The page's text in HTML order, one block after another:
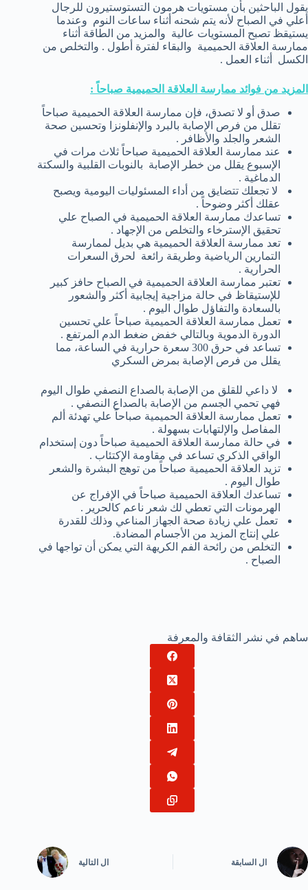
يقول الباحثين بأن مستويات هرمون التستوستيرون للرجال
أعلي في الصباح لأنه يتم شحنه أثناء ساعات النوم وعندما
يستيقظ تصبح المستويات عالية والمزيد من الطاقة أثناء
ممارسة العلاقة الحميمية والبقاء لفترة أطول . والتخلص من
الكسل أثناء العمل .
المزيد من فوائد ممارسة العلاقة الحميمية صباحاً :
صدق أو لا تصدق، فإن ممارسة العلاقة الحميمية صباحاً
تقلل من فرص الإصابة بالبرد والإنفلونزا وتحسين صحة
الشعر والجلد والأظافر .
عند ممارسة العلاقة الحميمية صباحاً ثلاث مرات في
الإسبوع يقلل من خطر الإصابة بالنوبات القلبية والسكتة
الدماغية .
لا تجعلك تتضايق من أداء المسئوليات اليومية ويصبح
عقلك أكثر وضوحاً .
تساعدك ممارسة العلاقة الحميمية في الصباح علي
تحقيق الإسترخاء والتخلص من الإجهاد .
تعد ممارسة العلاقة الحميمية هي بديل لممارسة
التمارين الرياضية وطريقة رائعة لحرق السعرات
الحرارية .
تعتبر ممارسة العلاقة الحميمية في الصباح حافز كبير
للإستيقاظ في حالة مزاجية إيجابية أكثر والشعور
بالسعادة والتفاؤل طوال اليوم .
تعمل ممارسة العلاقة الحميمية صباحاً علي تحسين
الدورة الدموية وبالتالي خفض ضغط الدم المرتفع .
تساعد في حرق 300 سعرة حرارية في الساعة، مما
يقلل من فرص الإصابة بمرض السكري
لا داعي للقلق من الإصابة بالصداع النصفي طوال اليوم
فهي تحمي الجسم من الإصابة بالصداع النصفي .
تعمل ممارسة العلاقة الحميمية صباحاً علي تهدئة ألم
المفاصل والإلتهابات بسهولة .
في حالة ممارسة العلاقة الحميمية صباحاً دون إستخدام
الواقي الذكري تساعد في مقاومة الإكتئاب .
تزيد العلاقة الحميمية صباحاً من توهج البشرة والشعر
طوال اليوم .
تساعدك العلاقة الحميمية صباحاً في الإفراج عن
الهرمونات التي تعطي لك شعر ناعم كالحرير .
تعمل علي زيادة صحة الجهاز المناعي وذلك للقدرة
علي إنتاج المزيد من الأجسام المضادة.
التخلص من رائحة الفم الكريهة التي يمكن أن تواجها في
الصباح .
ساهم في نشر الثقافة والمعرفة
ال السابقة ال التالية